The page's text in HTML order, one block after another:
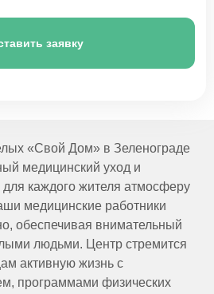
заявку
«Свой Дом» в Зеленограде
медицинский уход и
каждого жителя атмосферу
медицинские работники
обеспечивая внимательный
людьми. Центр стремится
активную жизнь с
программами физических